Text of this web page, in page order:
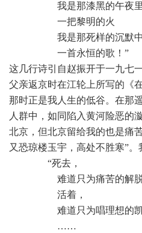
 我是那漆黑的午夜里
 一把黎明的火
 我是那死样的沉默中
 一首永恒的歌！”
这几行诗引自赵振开于一九
父亲返京时在江轮上所写的《
那时正是我人生的低谷。在
人群中，如同陷入黄河险恶的
北京，但北京留给我的也是痛
又恐琼楼玉宇，高处不胜寒”。
 “死去，
 难道只为痛苦的解
 活着，
 难道只为唱理想的
 ……